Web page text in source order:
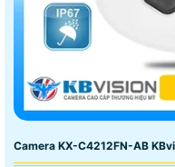
Camera KX-C4212FN-AB